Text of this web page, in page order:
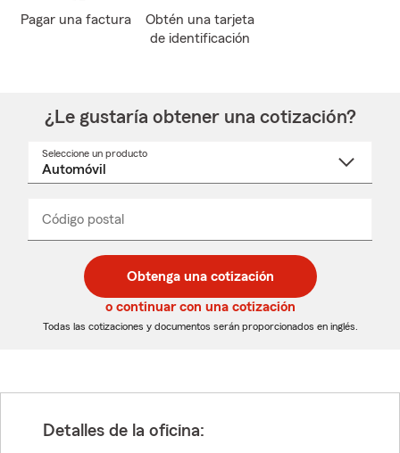
Pagar una factura
Obtén una tarjeta
de identificación
¿Le gustaría obtener una cotización?
Seleccione un producto
desplegable
Código postal
de
5
dígitos
de
5
dígitos
_____
Obtenga una cotización
o continuar con una cotización
Todas las cotizaciones y documentos serán proporcionados en inglés.
Detalles de la oficina: